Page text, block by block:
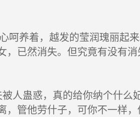
养着，越发的莹润瑰丽起
已然消失。但究竟有没有
人蛊惑，真的给你纳个什么
管他劳什子，可你不一样，